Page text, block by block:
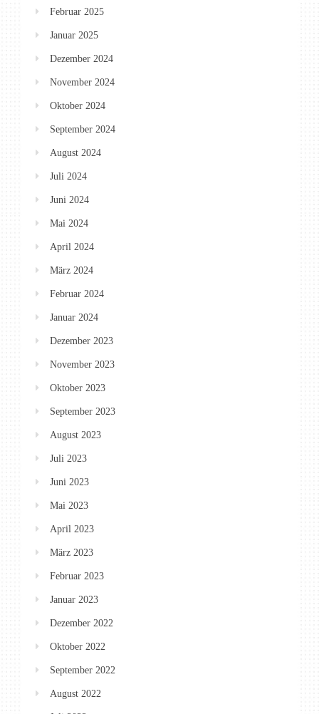
Februar 2025
Januar 2025
Dezember 2024
November 2024
Oktober 2024
September 2024
August 2024
Juli 2024
Juni 2024
Mai 2024
April 2024
März 2024
Februar 2024
Januar 2024
Dezember 2023
November 2023
Oktober 2023
September 2023
August 2023
Juli 2023
Juni 2023
Mai 2023
April 2023
März 2023
Februar 2023
Januar 2023
Dezember 2022
Oktober 2022
September 2022
August 2022